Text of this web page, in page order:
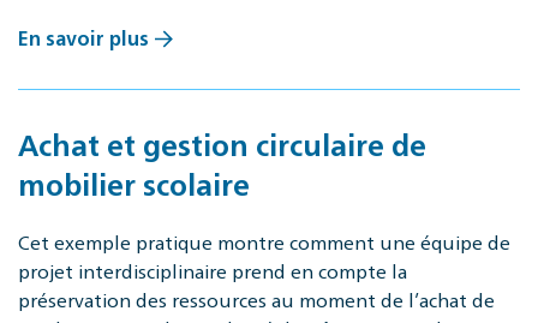
En savoir plus
Achat et gestion circulaire de
mobilier scolaire
Cet exemple pratique montre comment une équipe de
projet interdisciplinaire prend en compte la
préservation des ressources au moment de l’achat de